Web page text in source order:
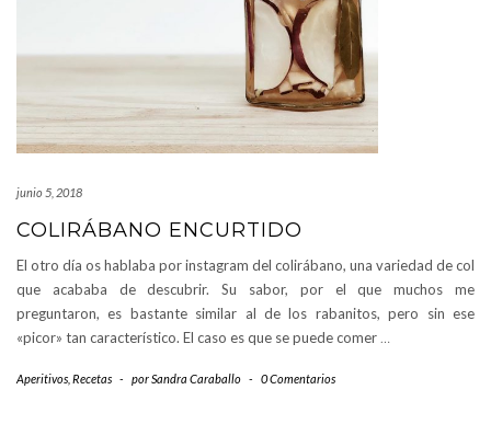
junio 5, 2018
COLIRÁBANO ENCURTIDO
El otro día os hablaba por instagram del colirábano, una variedad de col
que acababa de descubrir. Su sabor, por el que muchos me
preguntaron, es bastante similar al de los rabanitos, pero sin ese
«picor» tan característico. El caso es que se puede comer…
Aperitivos Recetas - porSandra Caraballo - 0 Comentarios